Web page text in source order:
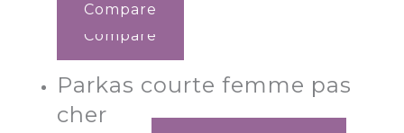
Compare
Compare
Parkas courte femme pas
cher